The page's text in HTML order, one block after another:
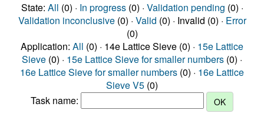
State: All (0) · In progress(0) · Validation pending (0) ·
Validation inconclusive(0) · Valid (0) · Invalid (0) · Error
(0)
Application: All (0) · 14e Lattice Sieve (0) · 15e Lattice
Sieve (0) · 15e Lattice Sieve for smaller numbers (0) ·
16e Lattice Sieve for smaller numbers (0) · 16e Lattice
Sieve V5 (0)
Task name: